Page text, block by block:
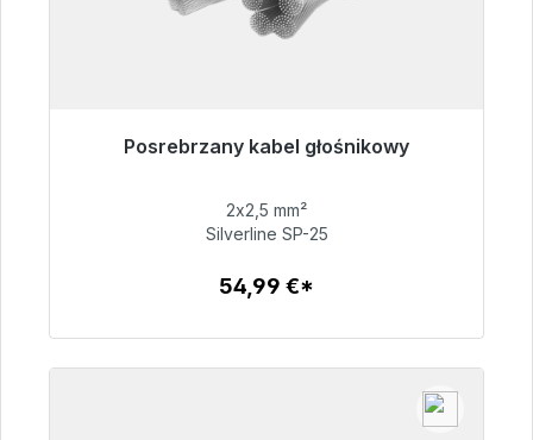
Posrebrzany kabel głośnikowy
Gotowy do natychmiastowej wysyłki, czas
54,99 €
2x2,5 mm²
Silverline SP-25
54,99 €*